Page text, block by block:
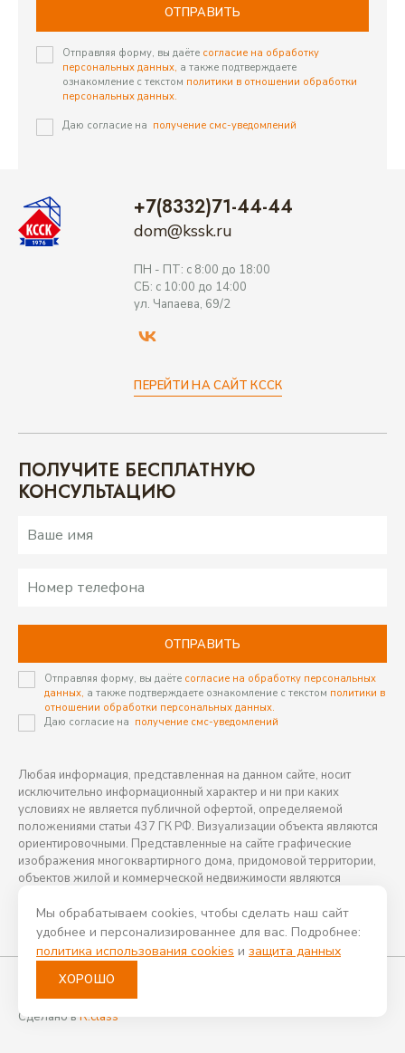
Все проекты КССК
Мы обрабатываем cookies, чтобы сделать наш сайт
удобнее и персонализированнее для вас. Подробнее:
политика использования cookies и защита данных
ХОРОШО
ОТПРАВИТЬ
Отправляя форму, вы даёте согласие на обработку
персональных данных, а также подтверждаете
ознакомление с текстом политики в отношении обработки
персональных данных.
Даю согласие на получение смс-уведомлений
ПОЛУЧИТЕ БЕСПЛАТНУЮ
КОНСУЛЬТАЦИЮ
ОТПРАВИТЬ
Отправляя форму, вы даёте согласие на обработку персональных
данных, а также подтверждаете ознакомление с текстом политики в
отношении обработки персональных данных.
Даю согласие на получение смс-уведомлений
Любая информация, представленная на данном сайте, носит
исключительно информационный характер и ни при каких
условиях не является публичной офертой, определяемой
положениями статьи 437 ГК РФ. Визуализации объекта являются
ориентировочными. Представленные на сайте графические
изображения многоквартирного дома, придомовой территории,
объектов жилой и коммерческой недвижимости являются
решений, реализуемых застройщиком.
+7(8332)71-44-44
dom@kssk.ru
ПН - ПТ: с 8:00 до 18:00
СБ: с 10:00 до 14:00
ул. Чапаева, 69/2
ПЕРЕЙТИ НА САЙТ КССК
©2026 Все права защищены
Политика конфиденциальности
Сделано в R.class